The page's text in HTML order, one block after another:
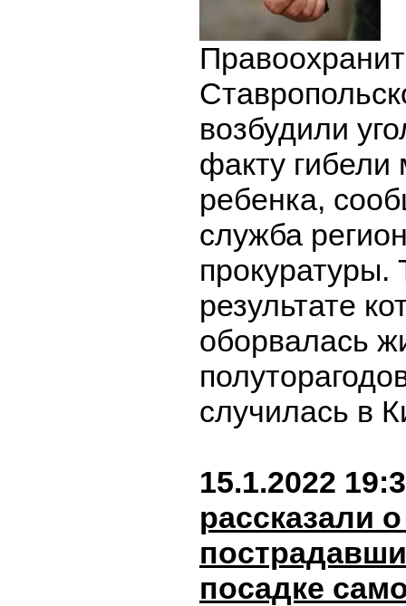
возбудили
факту гибели
ребенка,
служба
прокуратуры.
результате
оборвалась
случилась в
15.1.2022
рассказали
посадке